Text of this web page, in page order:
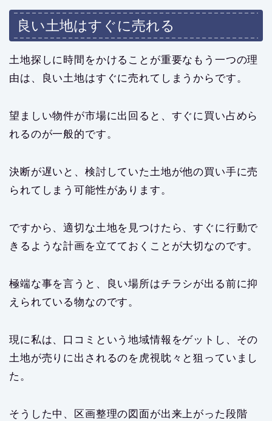
良い土地はすぐに売れる
土地探しに時間をかけることが重要なもう一つの理
由は、良い土地はすぐに売れてしまうからです。
望ましい物件が市場に出回ると、すぐに買い占めら
れるのが一般的です。
決断が遅いと、検討していた土地が他の買い手に売
られてしまう可能性があります。
ですから、適切な土地を見つけたら、すぐに行動で
きるような計画を立てておくことが大切なのです。
極端な事を言うと、良い場所はチラシが出る前に抑
えられている物なのです。
現に私は、口コミという地域情報をゲットし、その
土地が売りに出されるのを虎視眈々と狙っていまし
た。
そうした中、区画整理の図面が出来上がった段階